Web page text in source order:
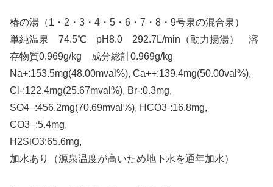
椿の湯（1・2・3・4・5・6・7・8・9号泉の混合泉）
単純温泉 74.5℃ pH8.0 292.7L/min（動力揚湯） 溶
存物質0.969g/kg 成分総計0.969g/kg
Na+:153.5mg(48.00mval%), Ca++:139.4mg(50.00val%),
Cl-:122.4mg(25.67mval%), Br-:0.3mg,
SO4–:456.2mg(70.69mval%), HCO3-:16.8mg,
CO3–:5.4mg,
H2SiO3:65.6mg,
加水あり（源泉温度が高いため地下水を通年加水）